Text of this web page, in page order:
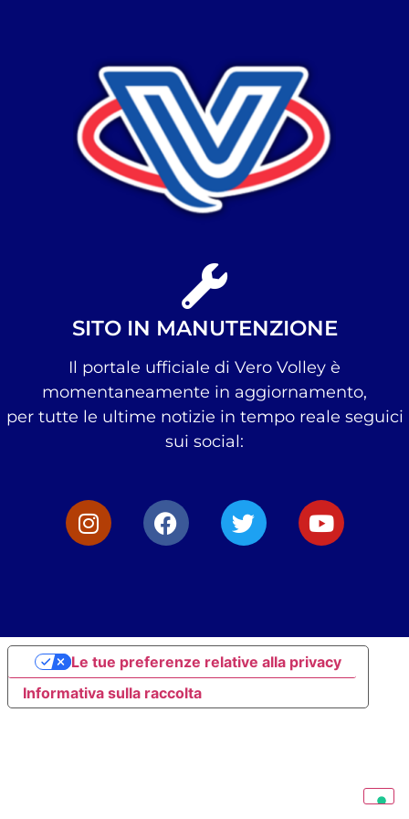
SITO IN MANUTENZIONE
Il portale ufficiale di Vero Volley è
momentaneamente in aggiornamento,
per tutte le ultime notizie in tempo reale seguici
sui social:
Informativa sulla raccolta
Le tue preferenze relative alla privacy